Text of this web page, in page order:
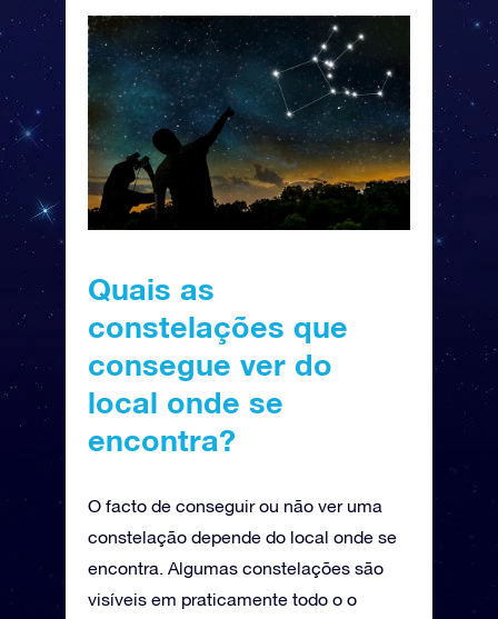
Quais as
constelações que
consegue ver do
local onde se
encontra?
O facto de conseguir ou não ver uma
constelação depende do local onde se
encontra. Algumas constelações são
visíveis em praticamente todo o o